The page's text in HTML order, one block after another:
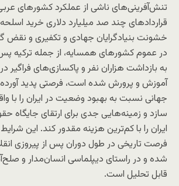
تنش‌آفرینی‌های ناشی از عملکرد کشورهای
قراردادهای چند صد میلیارد دلاری خرید
خشونت بنیادگرایان جهادی و تکفیری و
در عموم کشورهای همسایه، از جمله ترکیه پس
به بازداشت هزاران نفر و پاکسازی‌های فراگیر
آموزش و پرورش شده است، فرصتی پدید
جهانی نسبت به بهبود وضعیت در ایران را با
سازد و زمینه‌هایی جدی برای ارتقای
ایران را با کم‌ترین هزینه مقدور کند. این
فرصت تاریخی در طول دوران پس از پیروزی
شده و در راستای دیپلماسی انسان‌مدار و
قابل تحلیل است.